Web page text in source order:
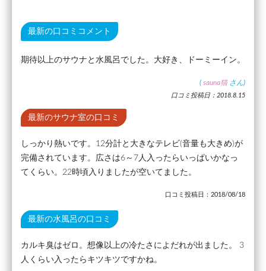
最新の口コミコメント
期待以上のサウナと水風呂でした。大好き、ドーミーイン。
( sauna猫 さん)
口コミ投稿日：2018.8.15
最新のサウナ室の口コミ
しっかり熱いです。12分計と大きなテレビ(音量も大きめ)が
完備されています。広さは6～7人入ったらいっぱいかなっ
てくらい。22時頃入りましたが空いてました。
口コミ投稿日：2018/08/18
最新の水風呂の口コミ
カルキ臭はゼロ。想像以上の冷たさによだれが出ました。 3
人くらい入ったらキツキツですかね。